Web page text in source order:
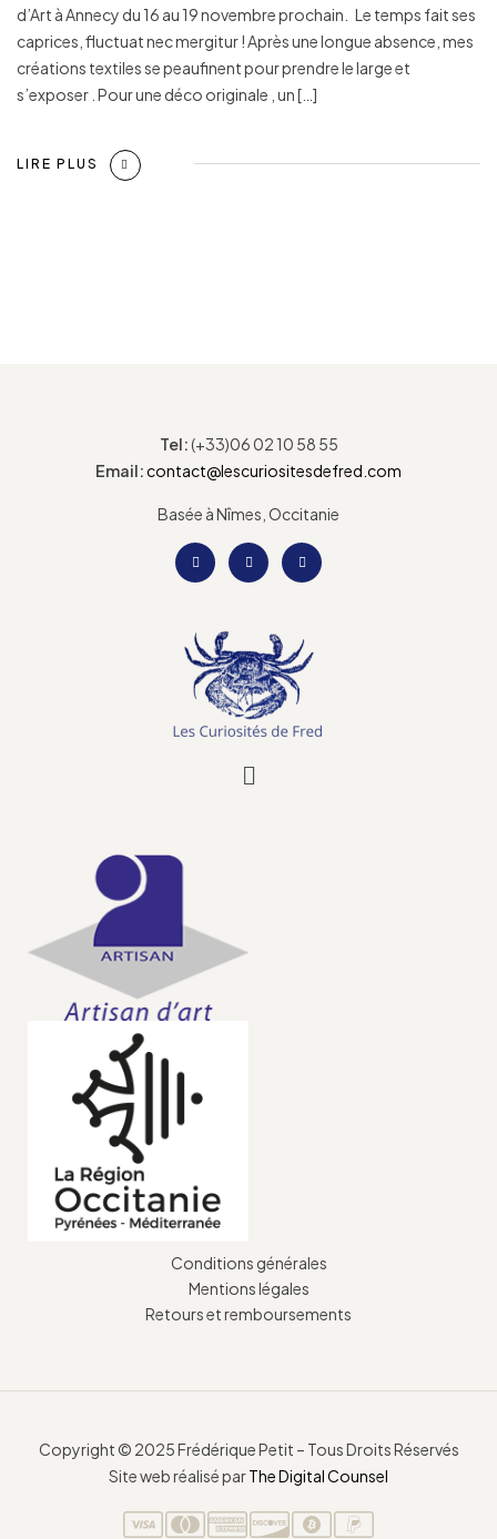
d’Art à Annecy du 16 au 19 novembre prochain. Le temps fait ses
caprices, fluctuat nec mergitur ! Après une longue absence, mes
créations textiles se peaufinent pour prendre le large et
s’exposer . Pour une déco originale , un […]
LIRE PLUS
Tel:(+33)06 02 10 58 55
Email:contact@lescuriositesdefred.com
Basée à Nîmes, Occitanie
Conditions générales
Mentions légales
Retours et remboursements
Copyright © 2025 Frédérique Petit – Tous Droits Réservés
Site web réalisé parThe Digital Counsel